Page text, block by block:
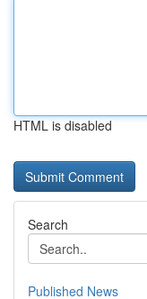
HTML is disabled
Search
Published News